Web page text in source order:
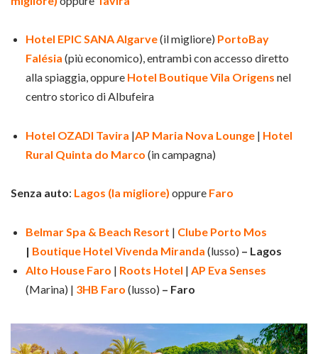
Hotel EPIC SANA Algarve(il migliore) PortoBay
Falésia (più economico), entrambi con accesso diretto
alla spiaggia, oppure Hotel Boutique Vila Origens nel
centro storico di Albufeira
Hotel OZADI Tavira |AP Maria Nova Lounge | Hotel
Rural Quinta do Marco (in campagna)
Senza auto: Lagos (la migliore) oppure Faro
Belmar Spa & Beach Resort | Clube Porto Mos
| Boutique Hotel Vivenda Miranda (lusso) – Lagos
Alto House Faro | Roots Hotel | AP Eva Senses
(Marina) | 3HB Faro (lusso) – Faro